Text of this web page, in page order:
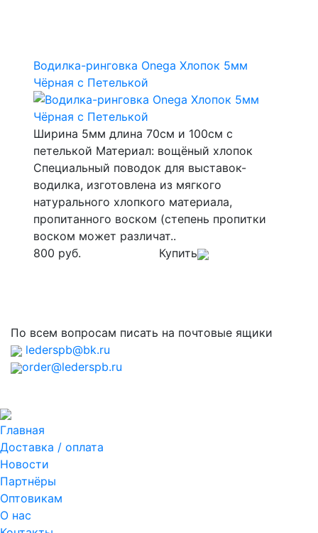
Водилка-ринговка Onega Хлопок 5мм
Чёрная с Петелькой
Ширина 5мм длина 70см и 100см с
петелькой Материал: вощёный хлопок
Специальный поводок для выставок-
водилка, изготовлена из мягкого
натурального хлопкого материала,
пропитанного воском (степень пропитки
воском может различат..
800 руб.
Купить
По всем вопросам писать на почтовые ящики
lederspb@bk.ru
order@lederspb.ru
Главная
Доставка / оплата
Новости
Партнёры
Оптовикам
О нас